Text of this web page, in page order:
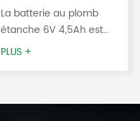
3FM4.5 pour
onduleur
La batterie au plomb
étanche 6V 4,5Ah est
utilisée pour les
PLUS +